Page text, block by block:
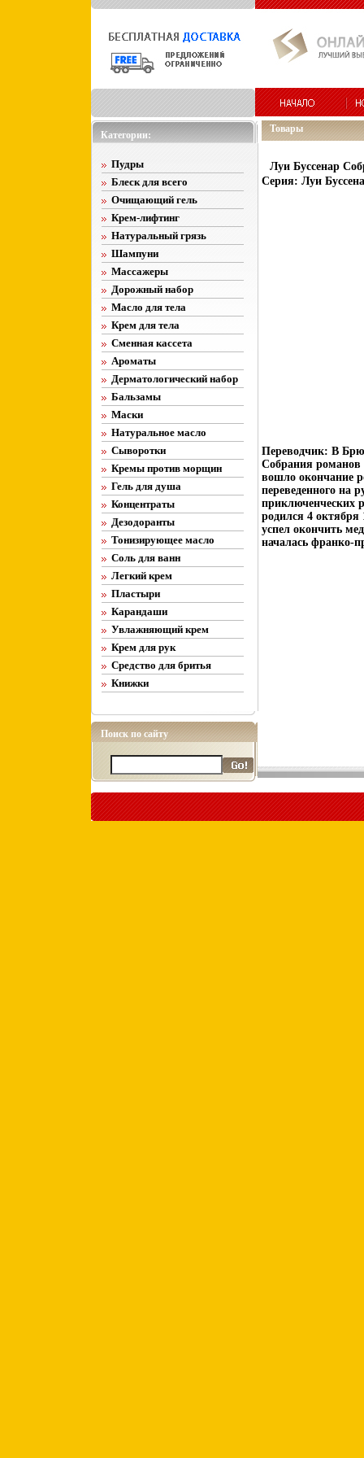
Категории:
Пудры
Блеск для всего
Очищающий гель
Крем-лифтинг
Натуральный грязь
Шампуни
Массажеры
Дорожный набор
Масло для тела
Крем для тела
Сменная кассета
Ароматы
Дерматологический набор
Бальзамы
Маски
Натуральное масло
Сыворотки
Кремы против морщин
Гель для душа
Концентраты
Дезодоранты
Тонизирующее масло
Соль для ванн
Легкий крем
Пластыри
Карандаши
Увлажняющий крем
Крем для рук
Средство для бритья
Книжки
Поиск по сайту
Товары
Луи Буссенар
Серия: Луи
Переводчик: В
Собрания романов
вошло окончание
переведенного на
приключенческих
родился 4
успел окончить
началась франко-